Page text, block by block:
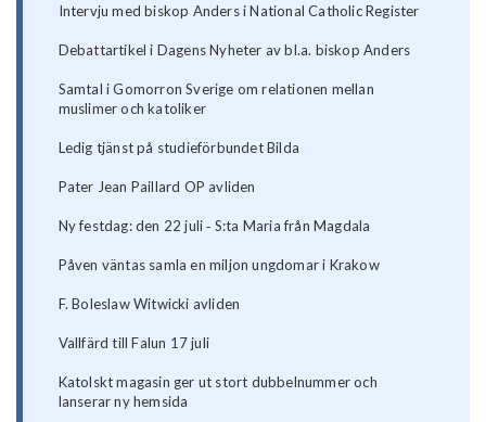
Intervju med biskop Anders i National Catholic Register
Debattartikel i Dagens Nyheter av bl.a. biskop Anders
Samtal i Gomorron Sverige om relationen mellan
muslimer och katoliker
Ledig tjänst på studieförbundet Bilda
Pater Jean Paillard OP avliden
Ny festdag: den 22 juli ‐ S:ta Maria från Magdala
Påven väntas samla en miljon ungdomar i Krakow
F. Boleslaw Witwicki avliden
Vallfärd till Falun 17 juli
Katolskt magasin ger ut stort dubbelnummer och
lanserar ny hemsida